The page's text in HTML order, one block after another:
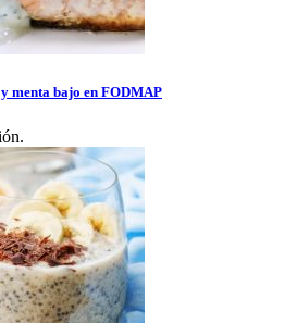
menta bajo en FODMAP